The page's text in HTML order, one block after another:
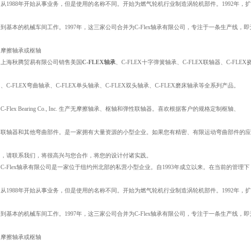
从1988年开始从事业务，但是使用的名称不同。开始为燃气轮机行业制造涡轮机部件。1992年，
到基本的机械车间工作。1997年，这三家公司合并为C-Flex轴承有限公司，专注于一条生产线，即
摩擦轴承或枢轴
上海秋腾贸易有限公司销售美国C-FLEX轴承、C-FLEX十字弹簧轴承、C-FLEX联轴器、C-FLEX
、C-FLEX弯曲轴承、C-FLEX单头轴承、C-FLEX双头轴承、C-FLEX磨床轴承等全系列产品。
C-Flex Bearing Co., Inc. 生产无摩擦轴承、枢轴和弹性联轴器。喜欢根据客户的规格定制枢轴、
联轴器和其他弯曲部件。是一家拥有大量资源的小型企业。如果您有精密、有限运动弯曲部件的
，请联系我们，将很高兴与您合作，将您的设计付诸实践。
C-Flex轴承有限公司是一家位于纽约州北部的私营小型企业。自1993年成立以来。在当前的管理下
从1988年开始从事业务，但是使用的名称不同。开始为燃气轮机行业制造涡轮机部件。1992年，
到基本的机械车间工作。1997年，这三家公司合并为C-Flex轴承有限公司，专注于一条生产线，即
摩擦轴承或枢轴